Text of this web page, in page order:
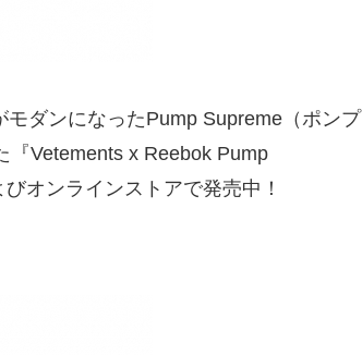
ダンになったPump Supreme（ポンプ
『Vetements x Reebok Pump
オンラインストアで発売中！